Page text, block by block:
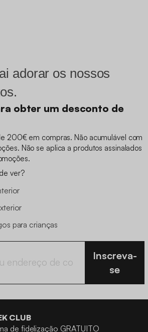
adorar os nossos
obter um desconto de
200€ em compras. Não acumulável com
Não se aplica a produtos assinalados
ver?
para crianças
Inscreva-
se
CLUB
de fidelização GRATUITO